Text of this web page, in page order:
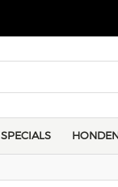
SPECIALS